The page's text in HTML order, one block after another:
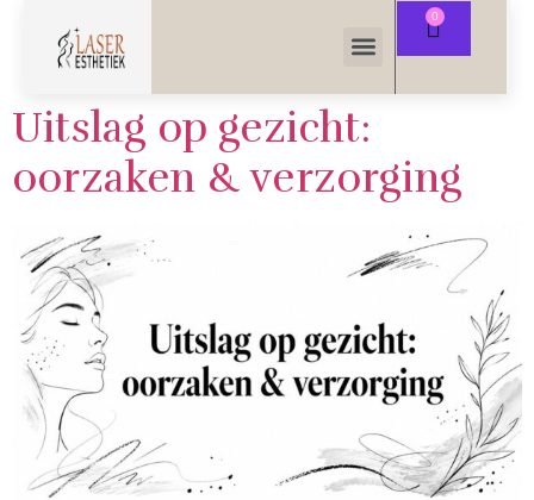
Uitslag op gezicht:
oorzaken & verzorging